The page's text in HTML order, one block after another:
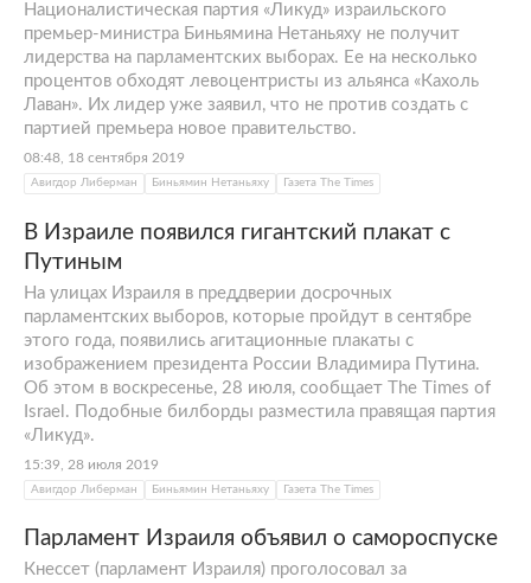
Националистическая партия «Ликуд» израильского
премьер-министра Биньямина Нетаньяху не получит
лидерства на парламентских выборах. Ее на несколько
процентов обходят левоцентристы из альянса «Кахоль
Лаван». Их лидер уже заявил, что не против создать с
партией премьера новое правительство.
08:48, 18 сентября 2019
Авигдор Либерман Биньямин Нетаньяху Газета The Times
В Израиле появился гигантский плакат с
Путиным
На улицах Израиля в преддверии досрочных
парламентских выборов, которые пройдут в сентябре
этого года, появились агитационные плакаты с
изображением президента России Владимира Путина.
Об этом в воскресенье, 28 июля, сообщает The Times of
Israel. Подобные билборды разместила правящая партия
«Ликуд».
15:39, 28 июля 2019
Авигдор Либерман Биньямин Нетаньяху Газета The Times
Парламент Израиля объявил о самороспуске
Кнессет (парламент Израиля) проголосовал за